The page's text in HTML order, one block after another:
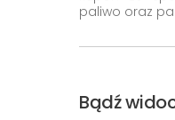
paliwo oraz
Bądź